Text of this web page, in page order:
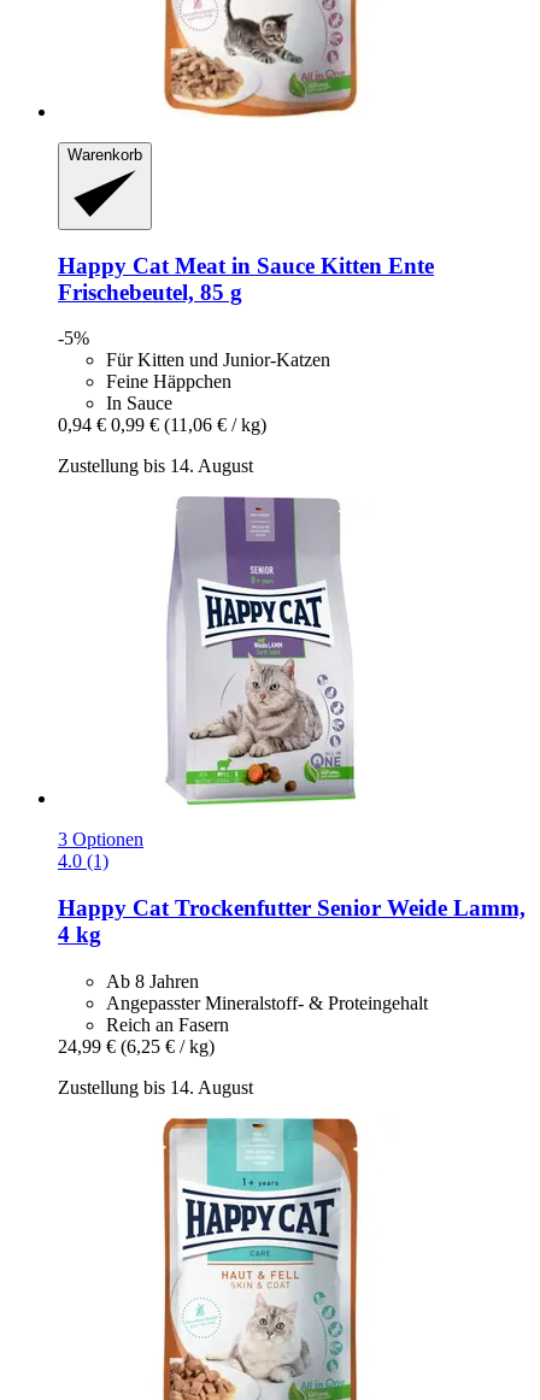
Warenkorb
Happy Cat Meat in Sauce Kitten Ente
Frischebeutel, 85 g
-5%
Für Kitten und Junior-Katzen
Feine Häppchen
In Sauce
0,94 € 0,99 € (11,06 € / kg)
Zustellung bis 14. August
3 Optionen
4.0 (1)
Happy Cat Trockenfutter Senior Weide Lamm,
4 kg
Ab 8 Jahren
Angepasster Mineralstoff- & Proteingehalt
Reich an Fasern
24,99 € (6,25 € / kg)
Zustellung bis 14. August